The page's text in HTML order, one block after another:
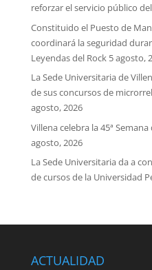
reforzar el servicio público
Constituido el Puesto de
coordinará la seguridad
Leyendas del Rock 5 agosto,
La Sede Universitaria de
de sus concursos de
agosto, 2026
Villena celebra la 45ª
agosto, 2026
La Sede Universitaria da a
de cursos de la Universidad
ACTUALIDAD